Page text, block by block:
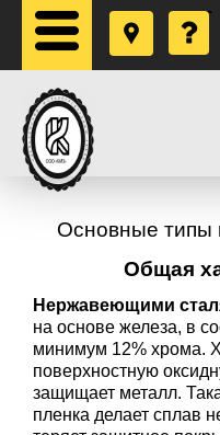
Основные типы
Общая
Нержавеющими
на основе железа, в
минимум 12% хрома.
поверхностную
защищает металл.
пленка делает сплав